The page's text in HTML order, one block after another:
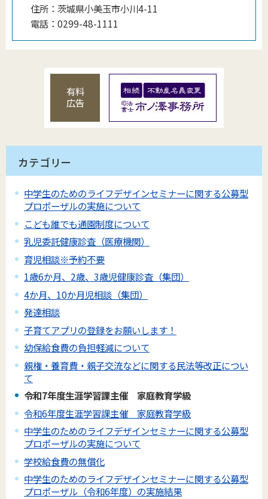
住所： 茨城県小美玉市小川4-11
電話： 0299-48-1111
有料
広告
カテゴリー
中学生のためのライフデザインセミナーに関する公募型
プロポーザルの実施について
こども誰でも通園制度について
乳児委託健康診査（医療機関）
育児相談※予約不要
1歳6か月、2歳、3歳児健康診査（集団）
4か月、10か月児相談（集団）
発達相談
子育てアプリの登録をお願いします！
幼保給食費の負担軽減について
親権・養育費・親子交流などに関する民法等改正につい
て
令和7年度生涯学習課主催 家庭教育学級
令和6年度生涯学習課主催 家庭教育学級
中学生のためのライフデザインセミナーに関する公募型
プロポーザルの実施について
学校給食費の無償化
中学生のためのライフデザインセミナーに関する公募型
プロポーザル（令和6年度）の実施結果